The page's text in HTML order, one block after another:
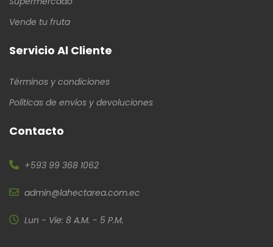
Vende tu fruta
Servicio Al Cliente
Términos y condiciones
Políticas de envíos y devoluciones
Contacto
+593 99 368 1062
admin@lahectarea.com.ec
Lun - Vie: 8 A.M. - 5 P.M.